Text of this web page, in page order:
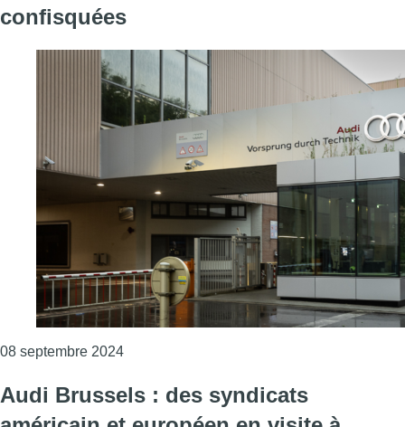
confisquées
08 septembre 2024Consulter l'article "La direction d’Audi
Audi Brussels : des syndicats